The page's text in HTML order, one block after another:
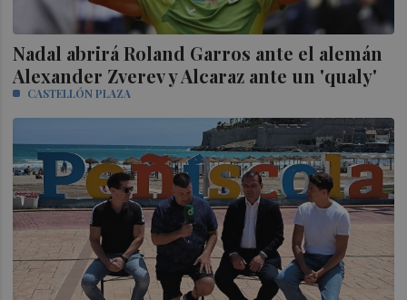
Nadal abrirá Roland Garros ante el alemán
Alexander Zverev y Alcaraz ante un 'qualy'
CASTELLÓN PLAZA